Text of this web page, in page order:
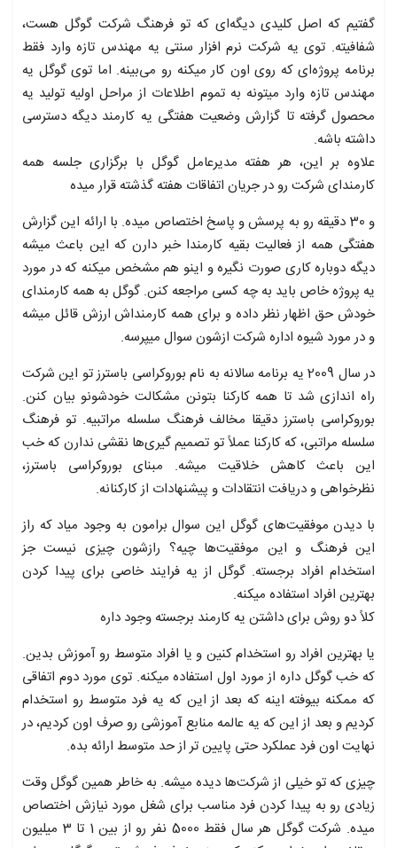
گفتیم که اصل کلیدی دیگه‌ای که تو فرهنگ شرکت گوگل هست،
شفافیته. توی یه شرکت نرم افزار سنتی یه مهندس تازه وارد فقط
برنامه پروژه‌ای که روی اون کار میکنه رو می‌بینه. اما توی گوگل یه
مهندس تازه وارد میتونه به تموم اطلاعات از مراحل اولیه تولید یه
محصول گرفته تا گزارش وضعیت هفتگی یه کارمند دیگه دسترسی
داشته باشه.
علاوه بر این، هر هفته مدیرعامل گوگل با برگزاری جلسه همه
کارمندای شرکت رو در جریان اتفاقات هفته گذشته قرار میده
و 30 دقیقه رو به پرسش و پاسخ اختصاص میده. با ارائه این گزارش
هفتگی همه از فعالیت بقیه کارمندا خبر دارن که این باعث میشه
دیگه دوباره کاری صورت نگیره و اینو هم مشخص میکنه که در مورد
یه پروژه خاص باید به چه کسی مراجعه کنن. گوگل به همه کارمندای
خودش حق اظهار نظر داده و برای همه کارمنداش ارزش قائل میشه
و در مورد شیوه اداره شرکت ازشون سوال میپرسه.
در سال 2009 یه برنامه سالانه به نام بوروکراسی باسترز تو این شرکت
راه اندازی شد تا همه کارکنا بتونن مشکالت خودشونو بیان کنن.
بوروکراسی باسترز دقیقا مخالف فرهنگ سلسله مراتبیه. تو فرهنگ
سلسله مراتبی، که کارکنا عملاً تو تصمیم گیری‌ها نقشی ندارن که خب
این باعث کاهش خلاقیت میشه. مبنای بوروکراسی باسترز،
نظرخواهی و دریافت انتقادات و پیشنهادات از کارکنانه.
با دیدن موفقیت‌های گوگل این سوال برامون به وجود میاد که راز
این فرهنگ و این موفقیت‌ها چیه؟ رازشون چیزی نیست جز
استخدام افراد برجسته. گوگل از یه فرایند خاصی برای پیدا کردن
بهترین افراد استفاده میکنه.
کلاً دو روش برای داشتن یه کارمند برجسته وجود داره
یا بهترین افراد رو استخدام کنین و یا افراد متوسط رو آموزش بدین.
که خب گوگل داره از مورد اول استفاده میکنه. توی مورد دوم اتفاقی
که ممکنه بیوفته اینه که بعد از این که یه فرد متوسط رو استخدام
کردیم و بعد از این که یه عالمه منابع آموزشی رو صرف اون کردیم، در
نهایت اون فرد عملکرد حتی پایین تر از حد متوسط ارائه بده.
چیزی که تو خیلی از شرکت‌ها دیده میشه. به خاطر همین گوگل وقت
زیادی رو به پیدا کردن فرد مناسب برای شغل مورد نیازش اختصاص
میده. شرکت گوگل هر سال فقط 5000 نفر رو از بین 1 تا 3 میلیون